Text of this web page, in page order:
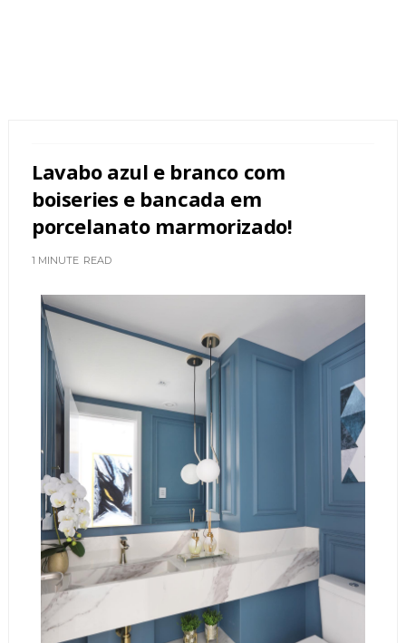
Lavabo azul e branco com
boiseries e bancada em
porcelanato marmorizado!
1 MINUTE READ